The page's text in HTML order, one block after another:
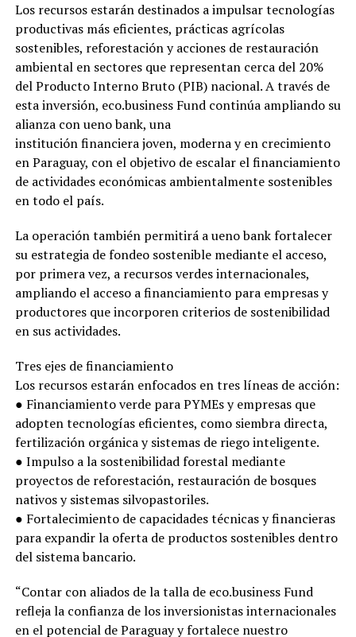
Los recursos estarán destinados a impulsar tecnologías
productivas más eficientes, prácticas agrícolas
sostenibles, reforestación y acciones de restauración
ambiental en sectores que representan cerca del 20%
del Producto Interno Bruto (PIB) nacional. A través de
esta inversión, eco.business Fund continúa ampliando su
alianza con ueno bank, una
institución financiera joven, moderna y en crecimiento
en Paraguay, con el objetivo de escalar el financiamiento
de actividades económicas ambientalmente sostenibles
en todo el país.
La operación también permitirá a ueno bank fortalecer
su estrategia de fondeo sostenible mediante el acceso,
por primera vez, a recursos verdes internacionales,
ampliando el acceso a financiamiento para empresas y
productores que incorporen criterios de sostenibilidad
en sus actividades.
Tres ejes de financiamiento
Los recursos estarán enfocados en tres líneas de acción:
● Financiamiento verde para PYMEs y empresas que
adopten tecnologías eficientes, como siembra directa,
fertilización orgánica y sistemas de riego inteligente.
● Impulso a la sostenibilidad forestal mediante
proyectos de reforestación, restauración de bosques
nativos y sistemas silvopastoriles.
● Fortalecimiento de capacidades técnicas y financieras
para expandir la oferta de productos sostenibles dentro
del sistema bancario.
“Contar con aliados de la talla de eco.business Fund
refleja la confianza de los inversionistas internacionales
en el potencial de Paraguay y fortalece nuestro